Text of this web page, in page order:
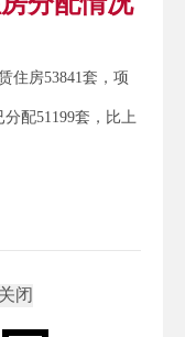
住房53841套，项
配51199套，比上